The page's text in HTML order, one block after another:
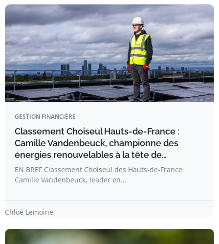
GESTION FINANCIÈRE
Classement Choiseul Hauts-de-France :
Camille Vandenbeuck, championne des
énergies renouvelables à la tête de…
EN BREF Classement Choiseul des Hauts-de-France
Camille Vandenbeuck, leader en…
Chloé Lemoine